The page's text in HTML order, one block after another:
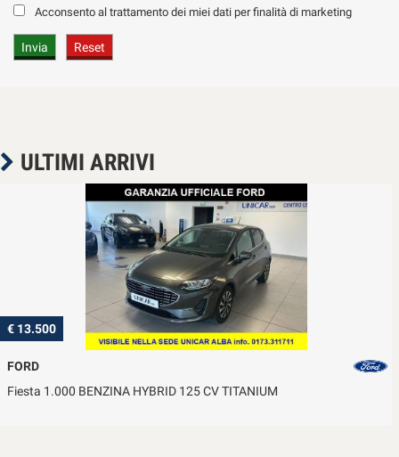
Acconsento al trattamento dei miei dati per finalità di marketing
ULTIMI ARRIVI
€ 13.500
FORD
Fiesta 1.000 BENZINA HYBRID 125 CV TITANIUM